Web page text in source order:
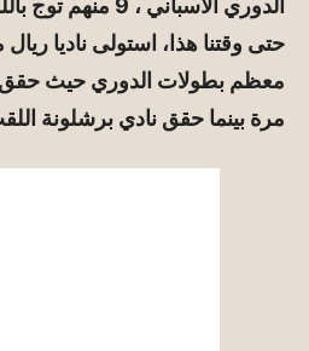
حتى وقتنا هذا، استولى ناديا
مرة بينما حقق نادي برشلونة اللقب 26